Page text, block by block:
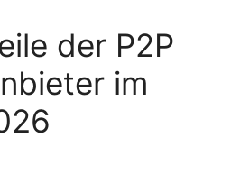
der P2P
im